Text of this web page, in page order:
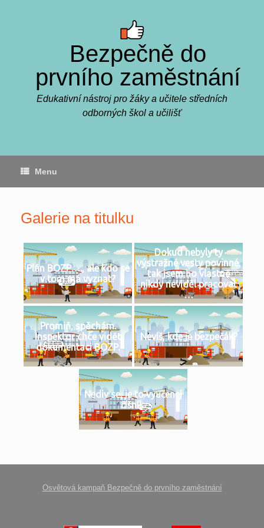
Bezpečně do
prvního zaměstnání
Edukativní nástroj pro žáky a učitele středních
odborných škol a učilišť
Menu
Galerie na titulku
Plán BOZP…., ale kdo se
v tom má vyznat?
Dokud nebyly ty
výstražné vesty povinné,
tak jsem ho vlastně
nikdy neviděl pracovat
…
Promiň, spěchám.
Inspektor chce vidět
dokumentaci BOZP.
Nevíš, kde je bezpečák?
Nediv se, je to vyučenej
číšník.
Osvětová kampaň Bezpečně do prvního zaměstnání